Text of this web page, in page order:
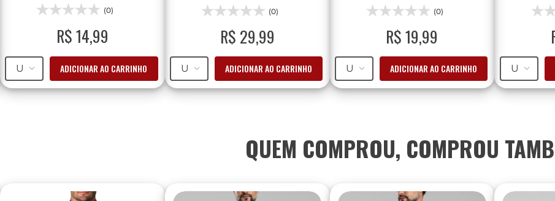
(0)
R$14,99
U ADICIONAR AO CARRINHO
(0)
R$ 29,99
U ADICIONAR AO CARRINHO
(0)
R$19,99
U ADICIONAR AO CARRINHO U
QUEM COMPROU, COMPROU